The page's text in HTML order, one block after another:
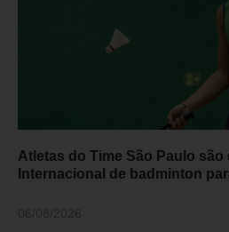
Atletas do Time São Paulo são
Internacional de badminton